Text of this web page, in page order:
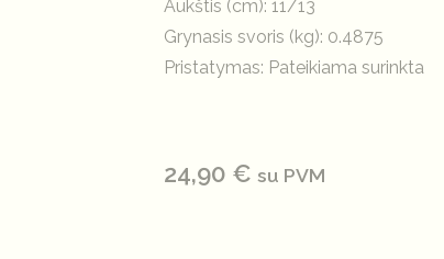
Aukštis (cm): 11/13
Grynasis svoris (kg): 0.4875
Pristatymas: Pateikiama surinkta
24,90 € su PVM